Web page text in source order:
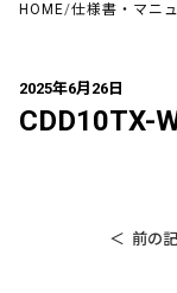
HOME/仕様書・マニ
2025年6月26日
CDD10TX-
前の